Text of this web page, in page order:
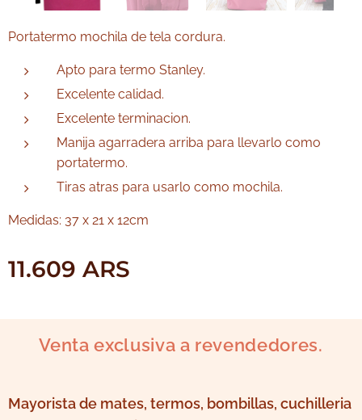
Portatermo mochila de tela cordura.
Apto para termo Stanley.
Excelente calidad.
Excelente terminacion.
Manija agarradera arriba para llevarlo como
portatermo.
Tiras atras para usarlo como mochila.
Medidas: 37 x 21 x 12cm
11.609 ARS
Venta exclusiva a revendedores.
Mayorista de mates, termos, bombillas, cuchilleria